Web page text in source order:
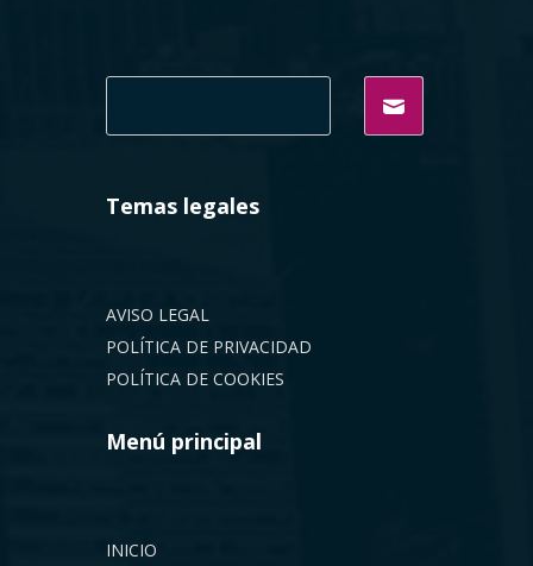
Temas legales
AVISO LEGAL
POLÍTICA DE PRIVACIDAD
POLÍTICA DE COOKIES
Menú principal
INICIO